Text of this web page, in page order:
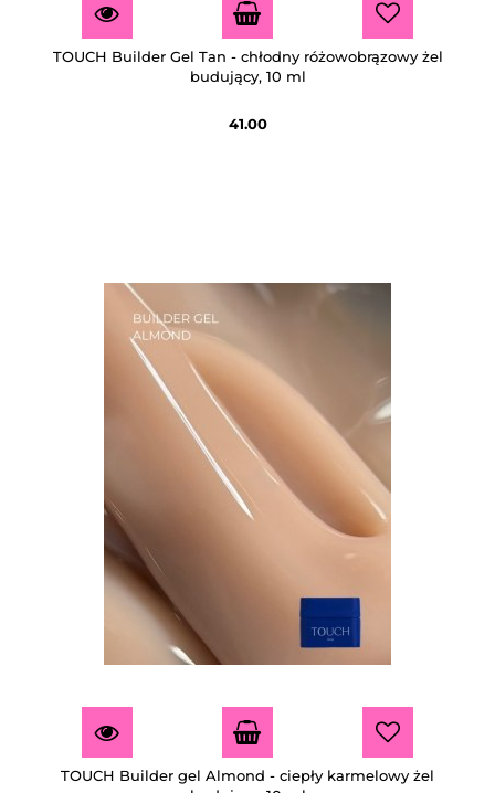
TOUCH Builder Gel Tan - chłodny różowobrązowy żel
budujący, 10 ml
41.00
TOUCH Builder gel Almond - ciepły karmelowy żel